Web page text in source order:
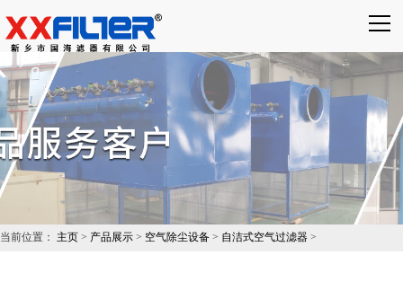
搜索
×
当前位置： 主页 > 产品展示 > 空气除尘设备 > 自洁式空气过滤器 >